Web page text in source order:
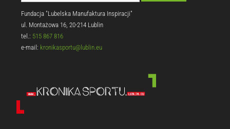
Fundacja "Lubelska Manufaktura Inspiracji"
ul. Montażowa 16, 20-214 Lublin
tel.: 515 867 816
e-mail: kronikasportu@lublin.eu